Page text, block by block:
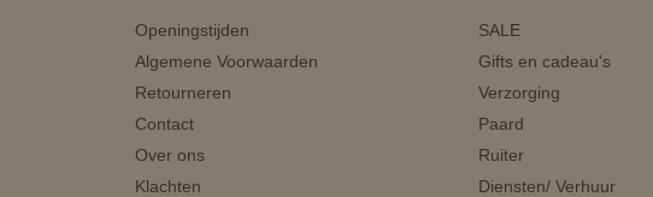
Openingstijden
Algemene Voorwaarden
Retourneren
Contact
Over ons
Klachten
SALE
Gifts en cadeau's
Verzorging
Paard
Ruiter
Diensten/ Verhuur